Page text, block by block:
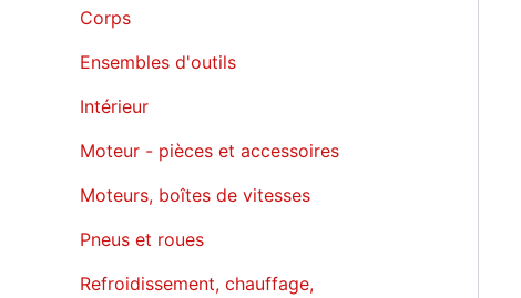
Corps
Ensembles d'outils
Intérieur
Moteur - pièces et accessoires
Moteurs, boîtes de vitesses
Pneus et roues
Refroidissement, chauffage,